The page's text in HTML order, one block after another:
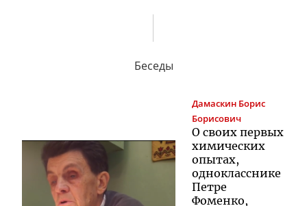
Беседы
Дамаскин Борис
Борисович
О своих первых
химических
опытах,
однокласснике
Петре
Фоменко,